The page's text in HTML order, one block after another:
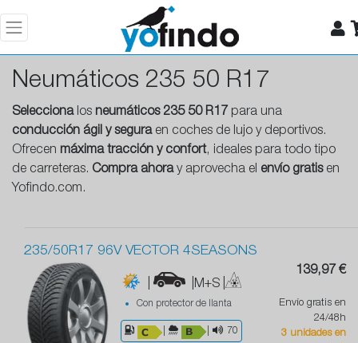
Neumáticos 235 50 R17
Seleccionalos neumáticos 235 50 R17 para una
conducción ágil y seguraen coches de lujo y deportivos.
Ofrecen máxima tracción y confort, ideales para todo tipo
de carreteras. Compra ahoray aprovecha el envío gratisen
Yofindo.com.
235/50R17 96V VECTOR 4SEASONS
| |M+S |
Con protector de llanta
70
139,97 €
Envío gratis en
24/48h
3 unidades en